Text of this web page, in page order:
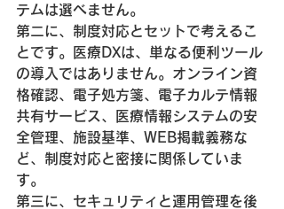
テムは選べません。
第二に、制度対応とセットで考えるこ
とです。医療DXは、単なる便利ツール
の導入ではありません。オンライン資
格確認、電子処方箋、電子カルテ情報
共有サービス、医療情報システムの安
全管理、施設基準、WEB掲載義務な
ど、制度対応と密接に関係していま
す。
第三に、セキュリティと運用管理を後